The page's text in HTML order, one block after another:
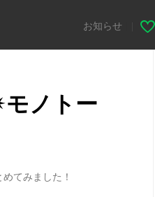
お知らせ
ノトー
てみました！